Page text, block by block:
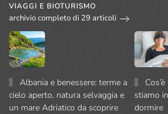
VIAGGI E BIOTURISMO
archivio completo di 29 articoli
Albania e benessere: terme a
cielo aperto, natura selvaggia e
un mare Adriatico da scoprire
stiamo
dormire